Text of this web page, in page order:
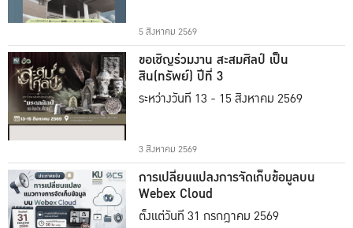
5 สิงหาคม 2569
ขอเชิญร่วมงาน สะสมศิลป์ เป็น
สิน(ทรัพย์) ปีที่ 3
ระหว่างวันที่ 13 - 15 สิงหาคม 2569
3 สิงหาคม 2569
การเปลี่ยนแปลงการจัดเก็บข้อมูลบน
Webex Cloud
ตั้งแต่วันที่ 31 กรกฎาคม 2569